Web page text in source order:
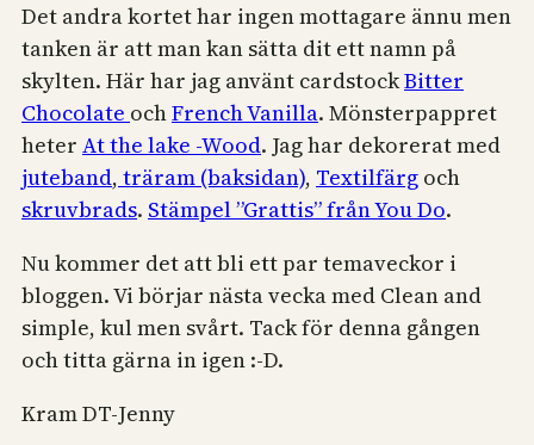
Det andra kortet har ingen mottagare ännu men
tanken är att man kan sätta dit ett namn på
skylten. Här har jag använt cardstockBitter
Chocolate ochFrench Vanilla. Mönsterpappret
heter At the lake -Wood. Jag har dekorerat med
juteband, träram (baksidan), Textilfärg och
skruvbrads. Stämpel ”Grattis” från You Do.
Nu kommer det att bli ett par temaveckor i
bloggen. Vi börjar nästa vecka med Clean and
simple, kul men svårt. Tack för denna gången
och titta gärna in igen :-D.
Kram DT-Jenny